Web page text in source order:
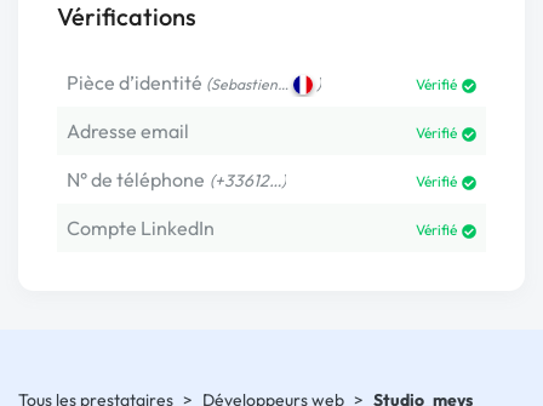
Vérifications
Pièce d’identité (Sebastien… ) Vérifié
Adresse email Vérifié
N° de téléphone (+33612…) Vérifié
Compte LinkedIn Vérifié
Tous les prestataires > Développeurs web > Studio_meys